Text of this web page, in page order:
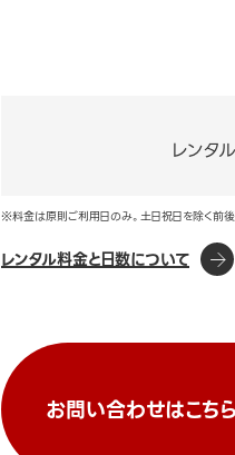
レンタ
※料金は原則ご利用日のみ。土日祝日を除く前
レンタル料金と日数について
お問い合わせはこち